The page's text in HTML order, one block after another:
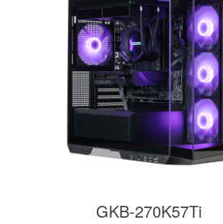
GKB-270K57Ti